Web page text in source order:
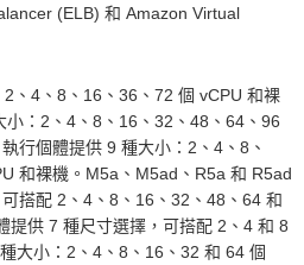
(ELB) 和 Amazon Virtual
、4、8、16、36、72 個 vCPU 和裸
：2、4、8、16、32、48、64、96
行個體提供 9 種大小：2、4、8、
和裸機。M5a、M5ad、R5a 和 R5ad
搭配 2、4、8、16、32、48、64 和
提供 7 種尺寸選擇，可搭配 2、4 和 8
大小：2、4、8、16、32 和 64 個